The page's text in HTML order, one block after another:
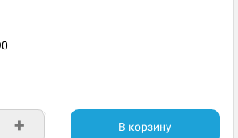
+ В корзину